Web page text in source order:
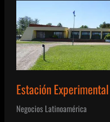
Estación
Negocios Latinoamérica